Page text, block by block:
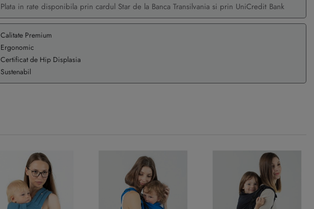
Plata in rate disponibila prin cardul Star de la Banca Transilvania si prin UniCredit Bank
Calitate Premium
Ergonomic
Certificat de Hip Displasia
Sustenabil